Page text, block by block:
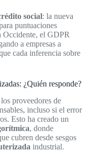
social: la nueva
puntuaciones
Occidente, el GDPR
a empresas a
cada inferencia sobre
¿Quién responde?
proveedores de
incluso si el error
Esto ha creado un
, donde
cubren desde sesgos
industrial.